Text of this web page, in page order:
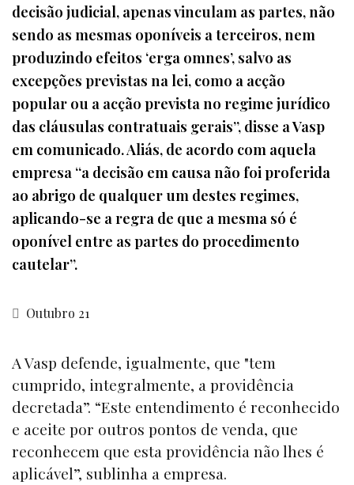
decisão judicial, apenas vinculam as partes, não
sendo as mesmas oponíveis a terceiros, nem
produzindo efeitos ‘erga omnes’, salvo as
excepções previstas na lei, como a acção
popular ou a acção prevista no regime jurídico
das cláusulas contratuais gerais”, disse a Vasp
em comunicado. Aliás, de acordo com aquela
empresa “a decisão em causa não foi proferida
ao abrigo de qualquer um destes regimes,
aplicando-se a regra de que a mesma só é
oponível entre as partes do procedimento
cautelar”.
Outubro 21
A Vasp defende, igualmente, que "tem
cumprido, integralmente, a providência
decretada”. “Este entendimento é reconhecido
e aceite por outros pontos de venda, que
reconhecem que esta providência não lhes é
aplicável”, sublinha a empresa.